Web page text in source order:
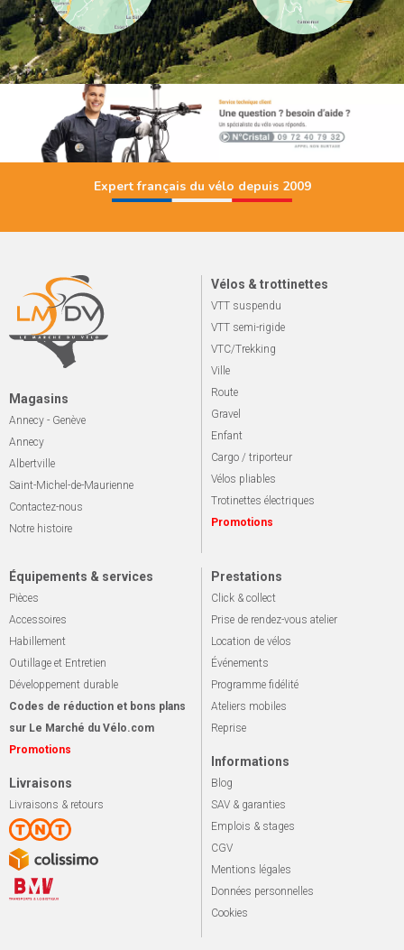
Expert français du vélo depuis 2009
Magasins
Annecy - Genève
Annecy
Albertville
Saint-Michel-de-Maurienne
Contactez-nous
Notre histoire
Vélos & trottinettes
VTT suspendu
VTT semi-rigide
VTC/Trekking
Ville
Route
Gravel
Enfant
Cargo / triporteur
Vélos pliables
Trotinettes électriques
Promotions
Équipements & services
Pièces
Accessoires
Habillement
Outillage et Entretien
Développement durable
Codes de réduction et bons plans
sur Le Marché du Vélo.com
Promotions
Livraisons
Livraisons & retours
Prestations
Click & collect
Prise de rendez-vous atelier
Location de vélos
Événements
Programme fidélité
Ateliers mobiles
Reprise
Informations
Blog
SAV & garanties
Emplois & stages
CGV
Mentions légales
Données personnelles
Cookies